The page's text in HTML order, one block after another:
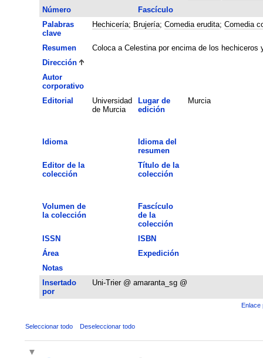
Número
Fascículo
Palabras
clave
Hechicería; Brujería; Comedia erudita; Comedia
Resumen
Coloca a Celestina por encima de los
Dirección
Autor
corporativo
Editorial
Universidad
de Murcia
Lugar de
edición
Murcia
Idioma
Idioma del
resumen
Editor de la
colección
Título de la
colección
Volumen de
la colección
Fascículo
de la
colección
ISSN
ISBN
Área
Expedición
Notas
Insertado
por
Uni-Trier @ amaranta_sg @
Enlace
Seleccionar todo Deseleccionar todo